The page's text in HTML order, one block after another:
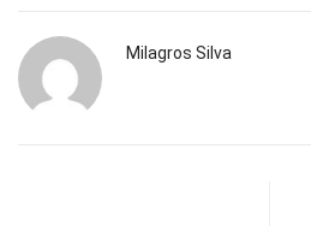
Milagros Silva